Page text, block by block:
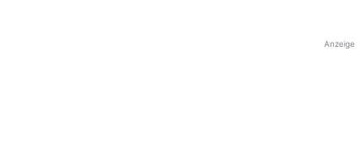
Anzeige